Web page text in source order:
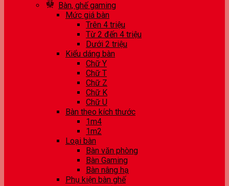
Bàn, ghế gaming
Mức giá bàn
Trên 4 triệu
Từ 2 đến 4 triệu
Dưới 2 triệu
Kiểu dáng bàn
Chữ Y
Chữ T
Chữ Z
Chữ K
Chữ U
Bàn theo kích thước
1m4
1m2
Loại bàn
Bàn văn phòng
Bàn Gaming
Bàn nâng hạ
Phụ kiện bàn ghế